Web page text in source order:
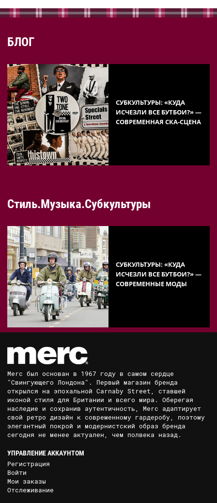
БЛОГ
СУБКУЛЬТУРЫ: «КУДА
ИСЧЕЗЛИ ВСЕ БУТБОИ?» —
СОВРЕМЕННАЯ СКА-СЦЕНА
Стиль.Музыка.Субкультуры
СУБКУЛЬТУРЫ: «КУДА
ИСЧЕЗЛИ ВСЕ БУТБОИ?» —
СОВРЕМЕННЫЕ МОДЫ
Merc был основан в 1967 году в самом сердце
"Свингующего Лондона". Первый магазин бренда
открылся на эпохальной Carnaby Street, ставшей
иконой стиля для Британии и всего мира. Оберегая
наследие и сохранив аутентичность, Merc адаптирует
свой ретро дизайн к современному гардеробу, поэтому
элегантный покрой и модернистский образ бренда
сегодня не менее актуален, чем полвека назад.
УПРАВЛЕНИЕ АККАУНТОМ
Регистрация
Войти
Мои заказы
Отслеживание